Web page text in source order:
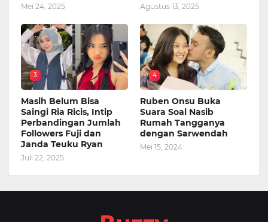
Mei 24, 2025 Agustus 13, 2025
3
Masih Belum Bisa
Saingi Ria Ricis, Intip
Perbandingan Jumlah
Followers Fuji dan
Janda Teuku Ryan
Juli 22, 2025
4
Ruben Onsu Buka
Suara Soal Nasib
Rumah Tangganya
dengan Sarwendah
Mei 15, 2024